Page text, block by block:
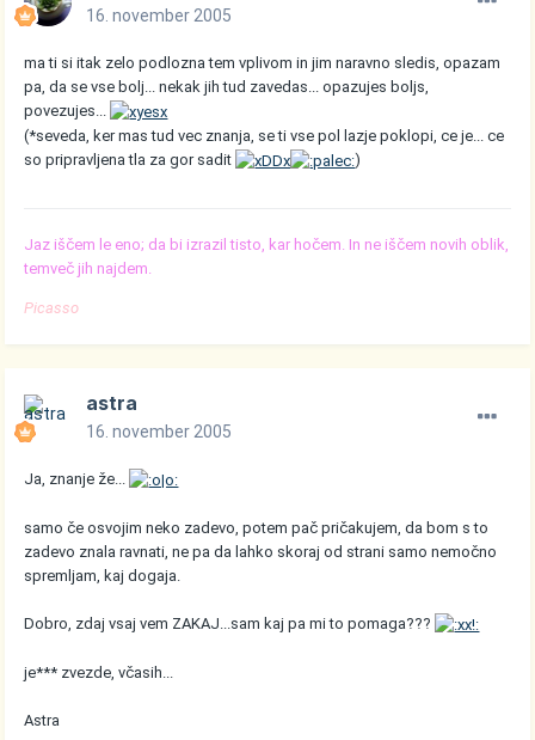
16. november 2005
ma ti si itak zelo podlozna tem vplivom in jim naravno sledis, opazam
pa, da se vse bolj... nekak jih tud zavedas... opazujes boljs,
povezujes...
(*seveda, ker mas tud vec znanja, se ti vse pol lazje poklopi, ce je... ce
so pripravljena tla za gor sadit
)
Jaz iščem le eno; da bi izrazil tisto, kar hočem. In ne iščem novih oblik,
temveč jih najdem.
Picasso
astra
16. november 2005
Ja, znanje že...
samo če osvojim neko zadevo, potem pač pričakujem, da bom s to
zadevo znala ravnati, ne pa da lahko skoraj od strani samo nemočno
spremljam, kaj dogaja.
Dobro, zdaj vsaj vem ZAKAJ...sam kaj pa mi to pomaga???
je*** zvezde, včasih...
Astra